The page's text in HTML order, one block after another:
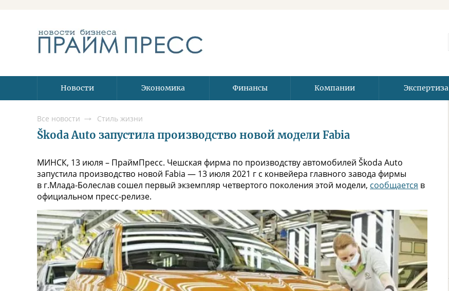
Новости Экономика Финансы Компании Экспертиза
Все новости Стиль жизни
Škoda Auto запустила производство новой модели Fabia
МИНСК, 13 июля – ПраймПресс. Чешская фирма по производству автомобилей Škoda Auto
запустила производство новой Fabia — 13 июля 2021 г с конвейера главного завода фирмы
в г.Млада-Болеслав сошел первый экземпляр четвертого поколения этой модели, сообщается в
официальном пресс-релизе.